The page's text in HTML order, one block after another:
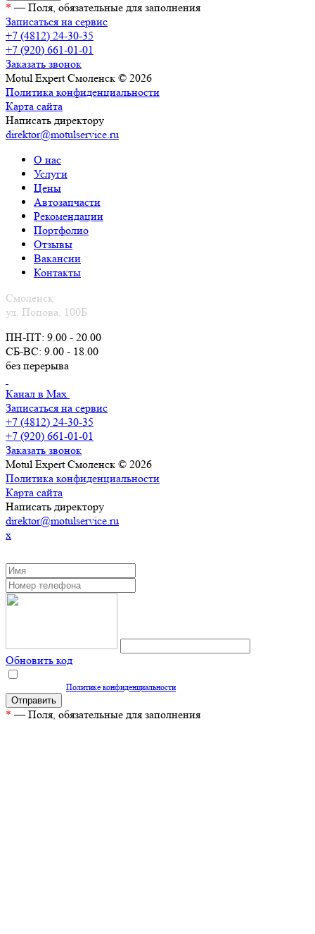
* — Поля, обязательные для заполнения
Записаться на сервис
+7 (4812) 24-30-35
+7 (920) 661-01-01
Заказать звонок
Motul Expert Смоленск © 2026
Политика конфиденциальности
Карта сайта
Написать директору
direktor@motulservice.ru
О нас
Услуги
Цены
Автозапчасти
Рекомендации
Портфолио
Отзывы
Вакансии
Контакты
Смоленск
ул. Попова, 100Б
ПН-ПТ: 9.00 - 20.00
СБ-ВС: 9.00 - 18.00
без перерыва
Канал в Max
Записаться на сервис
+7 (4812) 24-30-35
+7 (920) 661-01-01
Заказать звонок
Motul Expert Смоленск © 2026
Политика конфиденциальности
Карта сайта
Написать директору
direktor@motulservice.ru
x
Обновить код
Политике конфиденциальности
* — Поля, обязательные для заполнения